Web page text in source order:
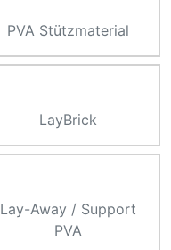
PVA Stützmaterial
LayBrick
Lay-Away / Support
PVA